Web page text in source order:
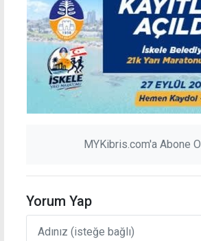
MYKibris.com'a Abone Ol
Yorum Yap